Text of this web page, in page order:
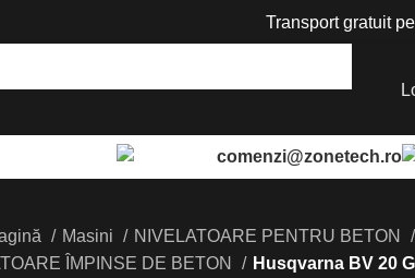
Transport gratuit
comenzi@zonetech.ro
Masini
NIVELATOARE PENTRU BETON
ÎMPINSE DE BETON
Husqvarna BV 20 G